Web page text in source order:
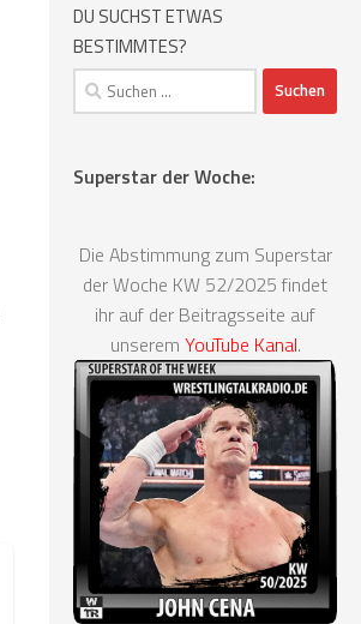
DU SUCHST ETWAS
BESTIMMTES?
Suchen
nach:
Superstar der Woche:
Die Abstimmung zum Superstar
der Woche KW 52/2025 findet
ihr auf der Beitragsseite auf
unserem YouTube Kanal.